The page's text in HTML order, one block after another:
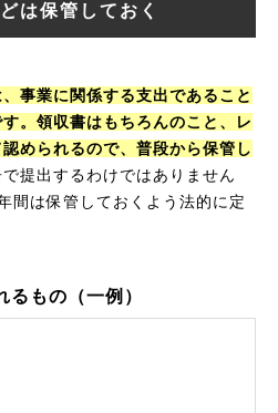
は保管しておく
事業に関係する支出であること
。領収書はもちろんのこと、レ
められるので、普段から保管し
提出するわけではありません
間は保管しておくよう法的に定
もの（一例）